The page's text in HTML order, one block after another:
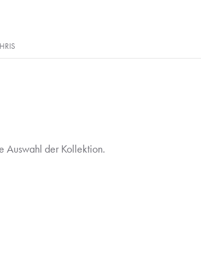
Auswahl der Kollektion.